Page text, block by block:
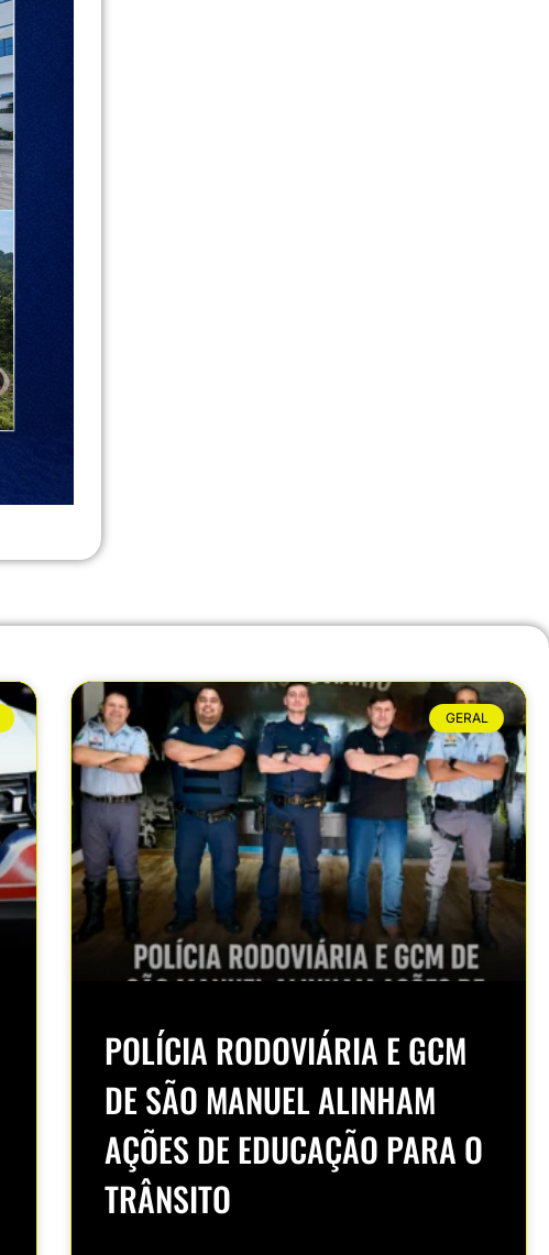
GERAL
POLÍCIA RODOVIÁRIA E GCM
DE SÃO MANUEL ALINHAM
AÇÕES DE EDUCAÇÃO PARA O
TRÂNSITO